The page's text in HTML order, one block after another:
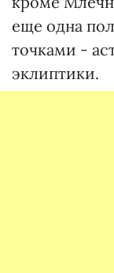
еще одна
точками -
эклиптики.